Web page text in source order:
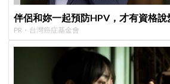
伴侶和妳一起預防HPV，才有資格說
PR・台灣癌症基金會